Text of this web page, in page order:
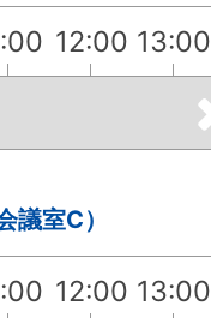
12:00 13:00
室C）
12:00 13:00